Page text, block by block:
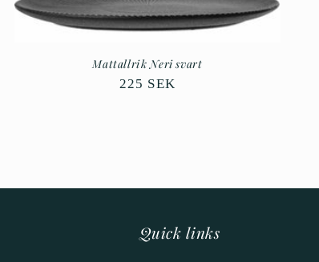
Mattallrik Neri svart
Ordinarie
225 SEK
Quick links